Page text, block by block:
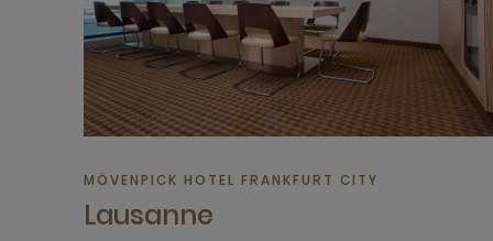
MÖVENPICK HOTEL FRANKFURT CITY
Lausanne